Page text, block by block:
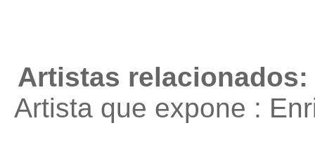
Artistas relacionados:
Artista que expone :